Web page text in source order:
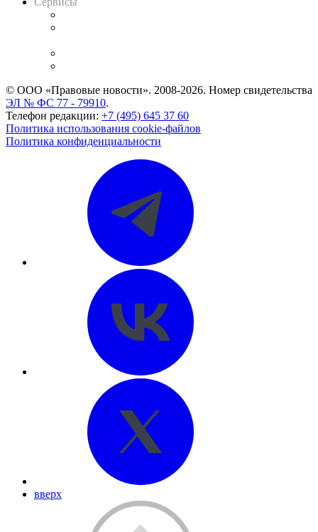
© ООО «Правовые новости». 2008-2026. Номер свидетельства
ЭЛ № ФС 77 - 79910.
Телефон редакции: +7 (495) 645 37 60
Политика использования cookie-файлов
Политика конфиденциальности
вверх